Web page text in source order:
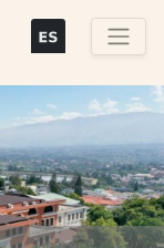
Next